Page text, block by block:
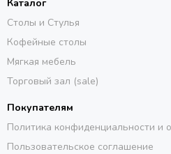
Каталог
Столы и Стулья
Кофейные столы
Мягкая мебель
Торговый зал (sale)
Покупателям
Политика конфиденциальности и
Пользовательское соглашение